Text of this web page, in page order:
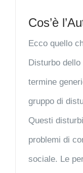
Cos’è
Ecco quello
Disturbo
termine
gruppo di
Questi
problemi di
sociale. Le